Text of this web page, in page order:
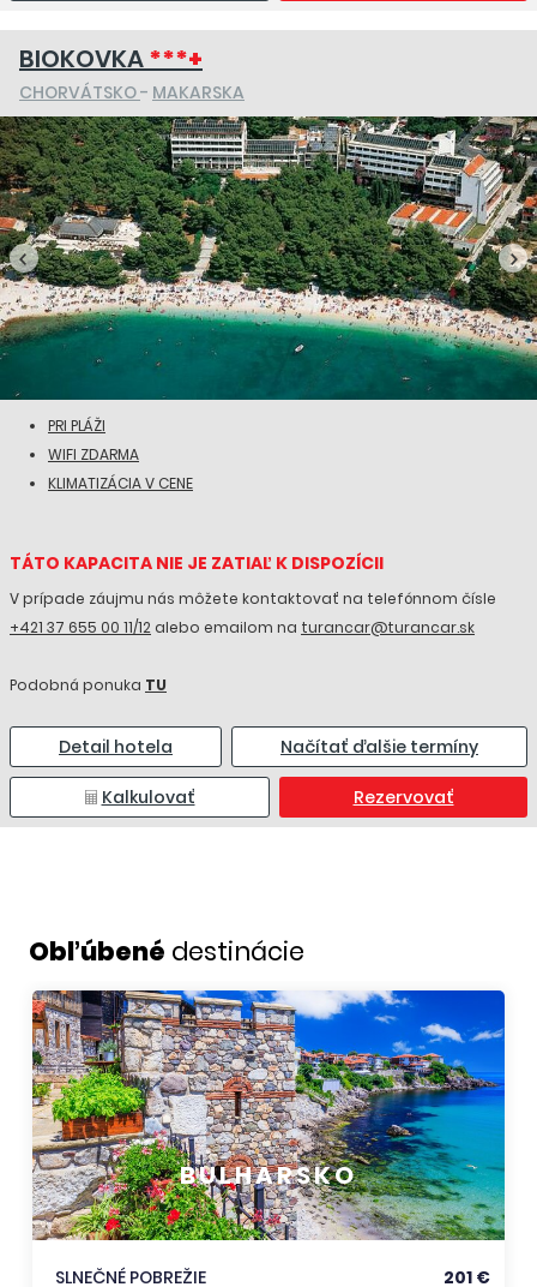
BIOKOVKA***+
CHORVÁTSKO- MAKARSKA
PRI PLÁŽI
WIFI ZDARMA
KLIMATIZÁCIA V CENE
TÁTO KAPACITA NIE JE ZATIAĽ K DISPOZÍCII
V prípade záujmu nás môžete kontaktovať na telefónnom čísle
+421 37 655 00 11/12 alebo emailom na turancar@turancar.sk
Podobná ponuka TU
Detail hotela Načítať ďalšie termíny
Kalkulovať Rezervovať
Obľúbené destinácie
BULHARSKO
SLNEČNÉ POBREŽIE 201 €